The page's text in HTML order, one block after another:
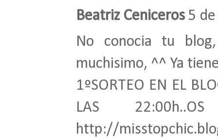
Beatriz Ceniceros 5
No conocia tu
muchisimo, ^^ Ya
1ºSORTEO EN EL
LAS
http://